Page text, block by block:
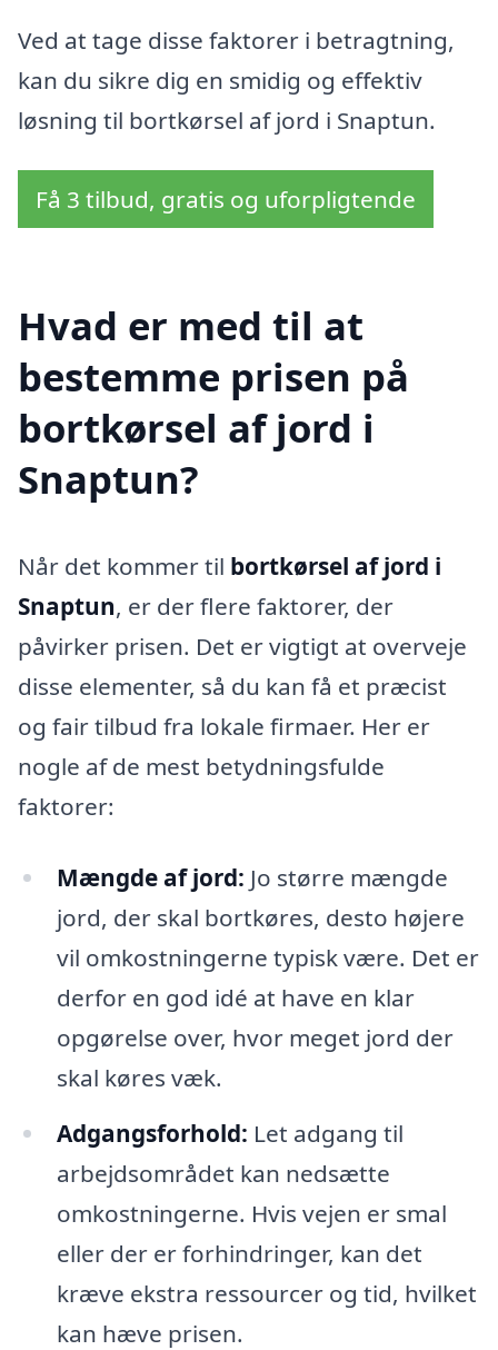
Ved at tage disse faktorer i betragtning,
kan du sikre dig en smidig og effektiv
løsning til bortkørsel af jord i Snaptun.
Få 3 tilbud, gratis og uforpligtende
Hvad er med til at
bestemme prisen på
bortkørsel af jord i
Snaptun?
Når det kommer til bortkørsel af jord i
Snaptun, er der flere faktorer, der
påvirker prisen. Det er vigtigt at overveje
disse elementer, så du kan få et præcist
og fair tilbud fra lokale firmaer. Her er
nogle af de mest betydningsfulde
faktorer:
Mængde af jord: Jo større mængde
jord, der skal bortkøres, desto højere
vil omkostningerne typisk være. Det er
derfor en god idé at have en klar
opgørelse over, hvor meget jord der
skal køres væk.
Adgangsforhold: Let adgang til
arbejdsområdet kan nedsætte
omkostningerne. Hvis vejen er smal
eller der er forhindringer, kan det
kræve ekstra ressourcer og tid, hvilket
kan hæve prisen.